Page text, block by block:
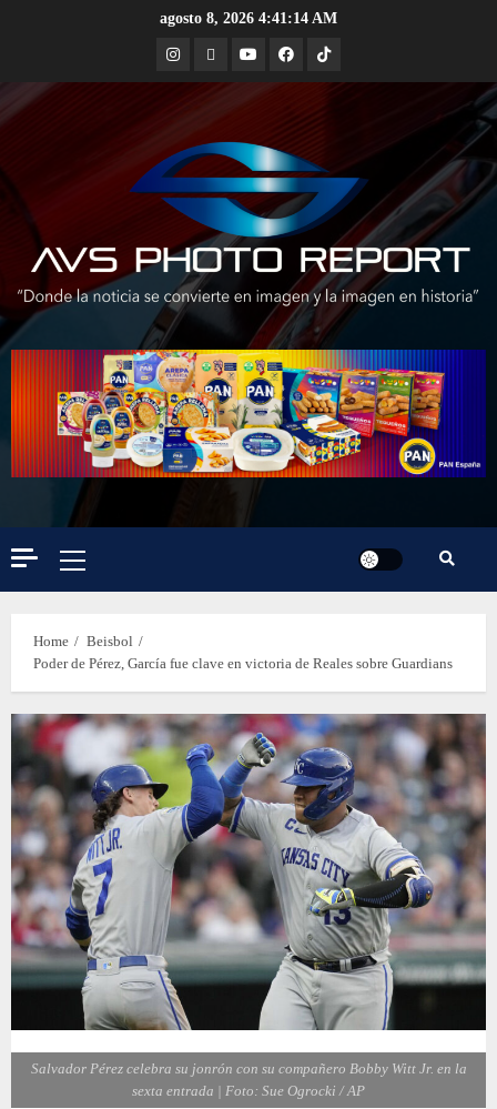
agosto 8, 2026 4:41:15 AM
Instagram
X YoutubeFacebook
TikTok
Primary
Menu
Home
Beisbol
Poder de Pérez, García fue clave en victoria de Reales sobre Guardians
Salvador Pérez celebra su jonrón con su compañero Bobby Witt Jr. en la
sexta entrada | Foto: Sue Ogrocki / AP